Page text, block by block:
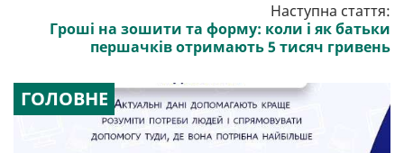
Наступна стаття:
Гроші на зошити та форму: коли і як батьки
першачків отримають 5 тисяч гривень
ГОЛОВНЕ